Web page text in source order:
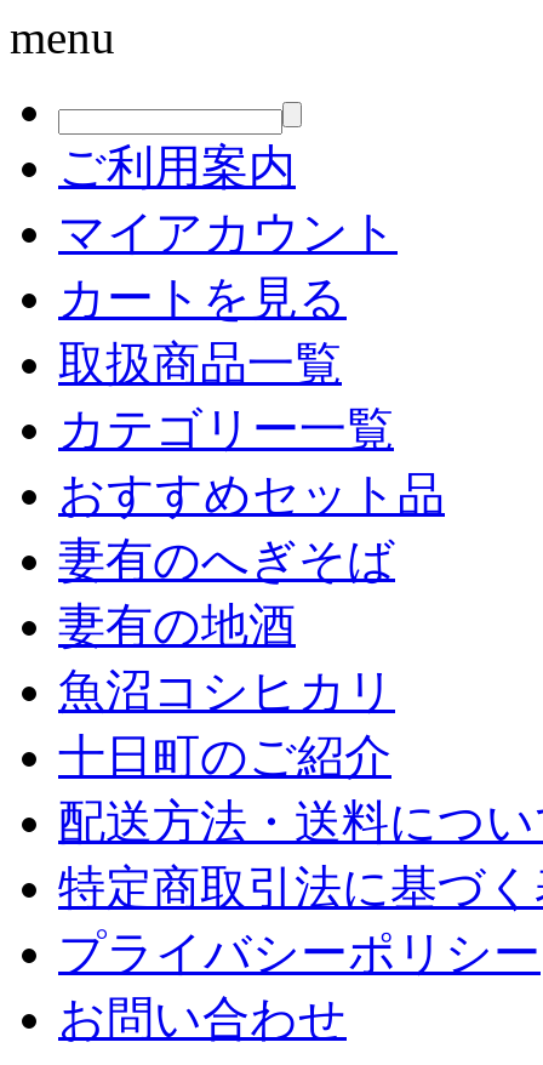
menu
ご利用案内
マイアカウント
カートを見る
取扱商品一覧
カテゴリー一覧
おすすめセット品
妻有のへぎそば
妻有の地酒
魚沼コシヒカリ
十日町のご紹介
配送方法・送料につ
特定商取引法に基づ
プライバシーポリシー
お問い合わせ